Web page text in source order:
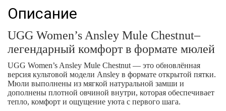
Описание
UGG Women’s Ansley Mule Chestnut–
легендарный комфорт в формате мюлей
UGG Women’s Ansley Mule Chestnut— это обновлённая
версия культовой модели Ansley в формате открытой пятки.
Мюли выполнены из мягкой натуральной замши и
дополнены плотной овчиной внутри, которая обеспечивает
тепло, комфорт и ощущение уюта с первого шага.